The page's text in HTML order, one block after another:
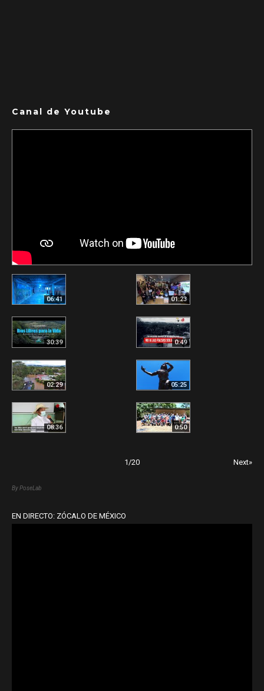
Canal de Youtube
06:41 01:23
30:39 0:49
02:29 05:25
08:36 0:50
1/20 Next»
By PoseLab
EN DIRECTO: ZÓCALO DE MÉXICO